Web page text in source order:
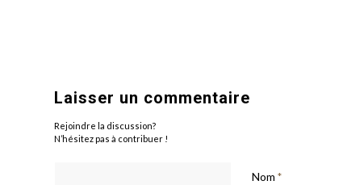
Laisser un commentaire
Rejoindre la discussion?
N’hésitez pas à contribuer !
Nom *